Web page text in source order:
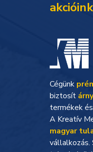
Cégünk
biztosít
termékek
A Kreatív
magyar
vállalkozás.